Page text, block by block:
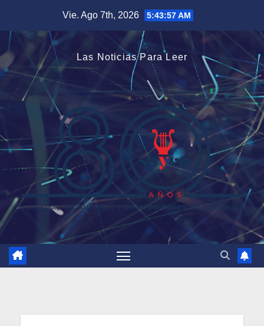
contenido
Vie. Ago 7th, 2026 5:43:58 AM
Las Noticias Para Leer